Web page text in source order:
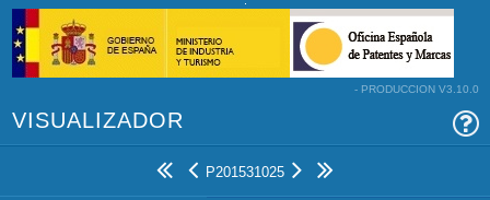
VISUALIZADOR
- PRODUCCION V3.10.0
P201531025